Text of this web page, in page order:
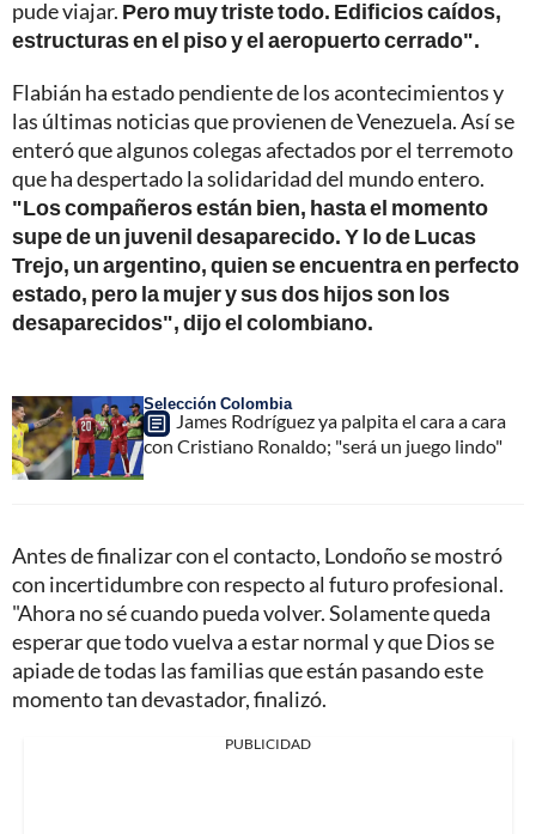
pude viajar. Pero muy triste todo. Edificios caídos,
estructuras en el piso y el aeropuerto cerrado".
Flabián ha estado pendiente de los acontecimientos y
las últimas noticias que provienen de Venezuela. Así se
enteró que algunos colegas afectados por el terremoto
que ha despertado la solidaridad del mundo entero.
"Los compañeros están bien, hasta el momento
supe de un juvenil desaparecido. Y lo de Lucas
Trejo, un argentino, quien se encuentra en perfecto
estado, pero la mujer y sus dos hijos son los
desaparecidos", dijo el colombiano.
Selección Colombia
James Rodríguez ya palpita el cara a cara
con Cristiano Ronaldo; "será un juego lindo"
Antes de finalizar con el contacto, Londoño se mostró
con incertidumbre con respecto al futuro profesional.
"Ahora no sé cuando pueda volver. Solamente queda
esperar que todo vuelva a estar normal y que Dios se
apiade de todas las familias que están pasando este
momento tan devastador, finalizó.
PUBLICIDAD